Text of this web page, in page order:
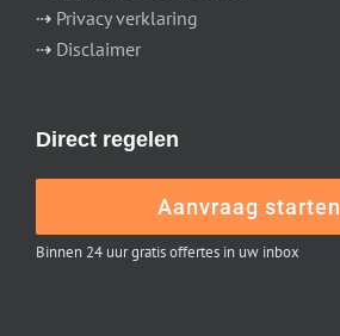
⇢ Privacy verklaring
⇢ Disclaimer
Direct regelen
Aanvraag starten
Binnen 24 uur gratis offertes in uw inbox